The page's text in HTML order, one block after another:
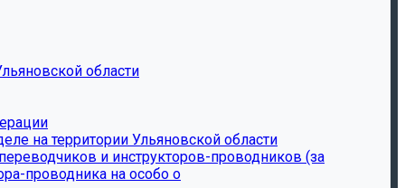
области
на территории Ульяновской области
и инструкторов-проводников (за
проводника на особо о